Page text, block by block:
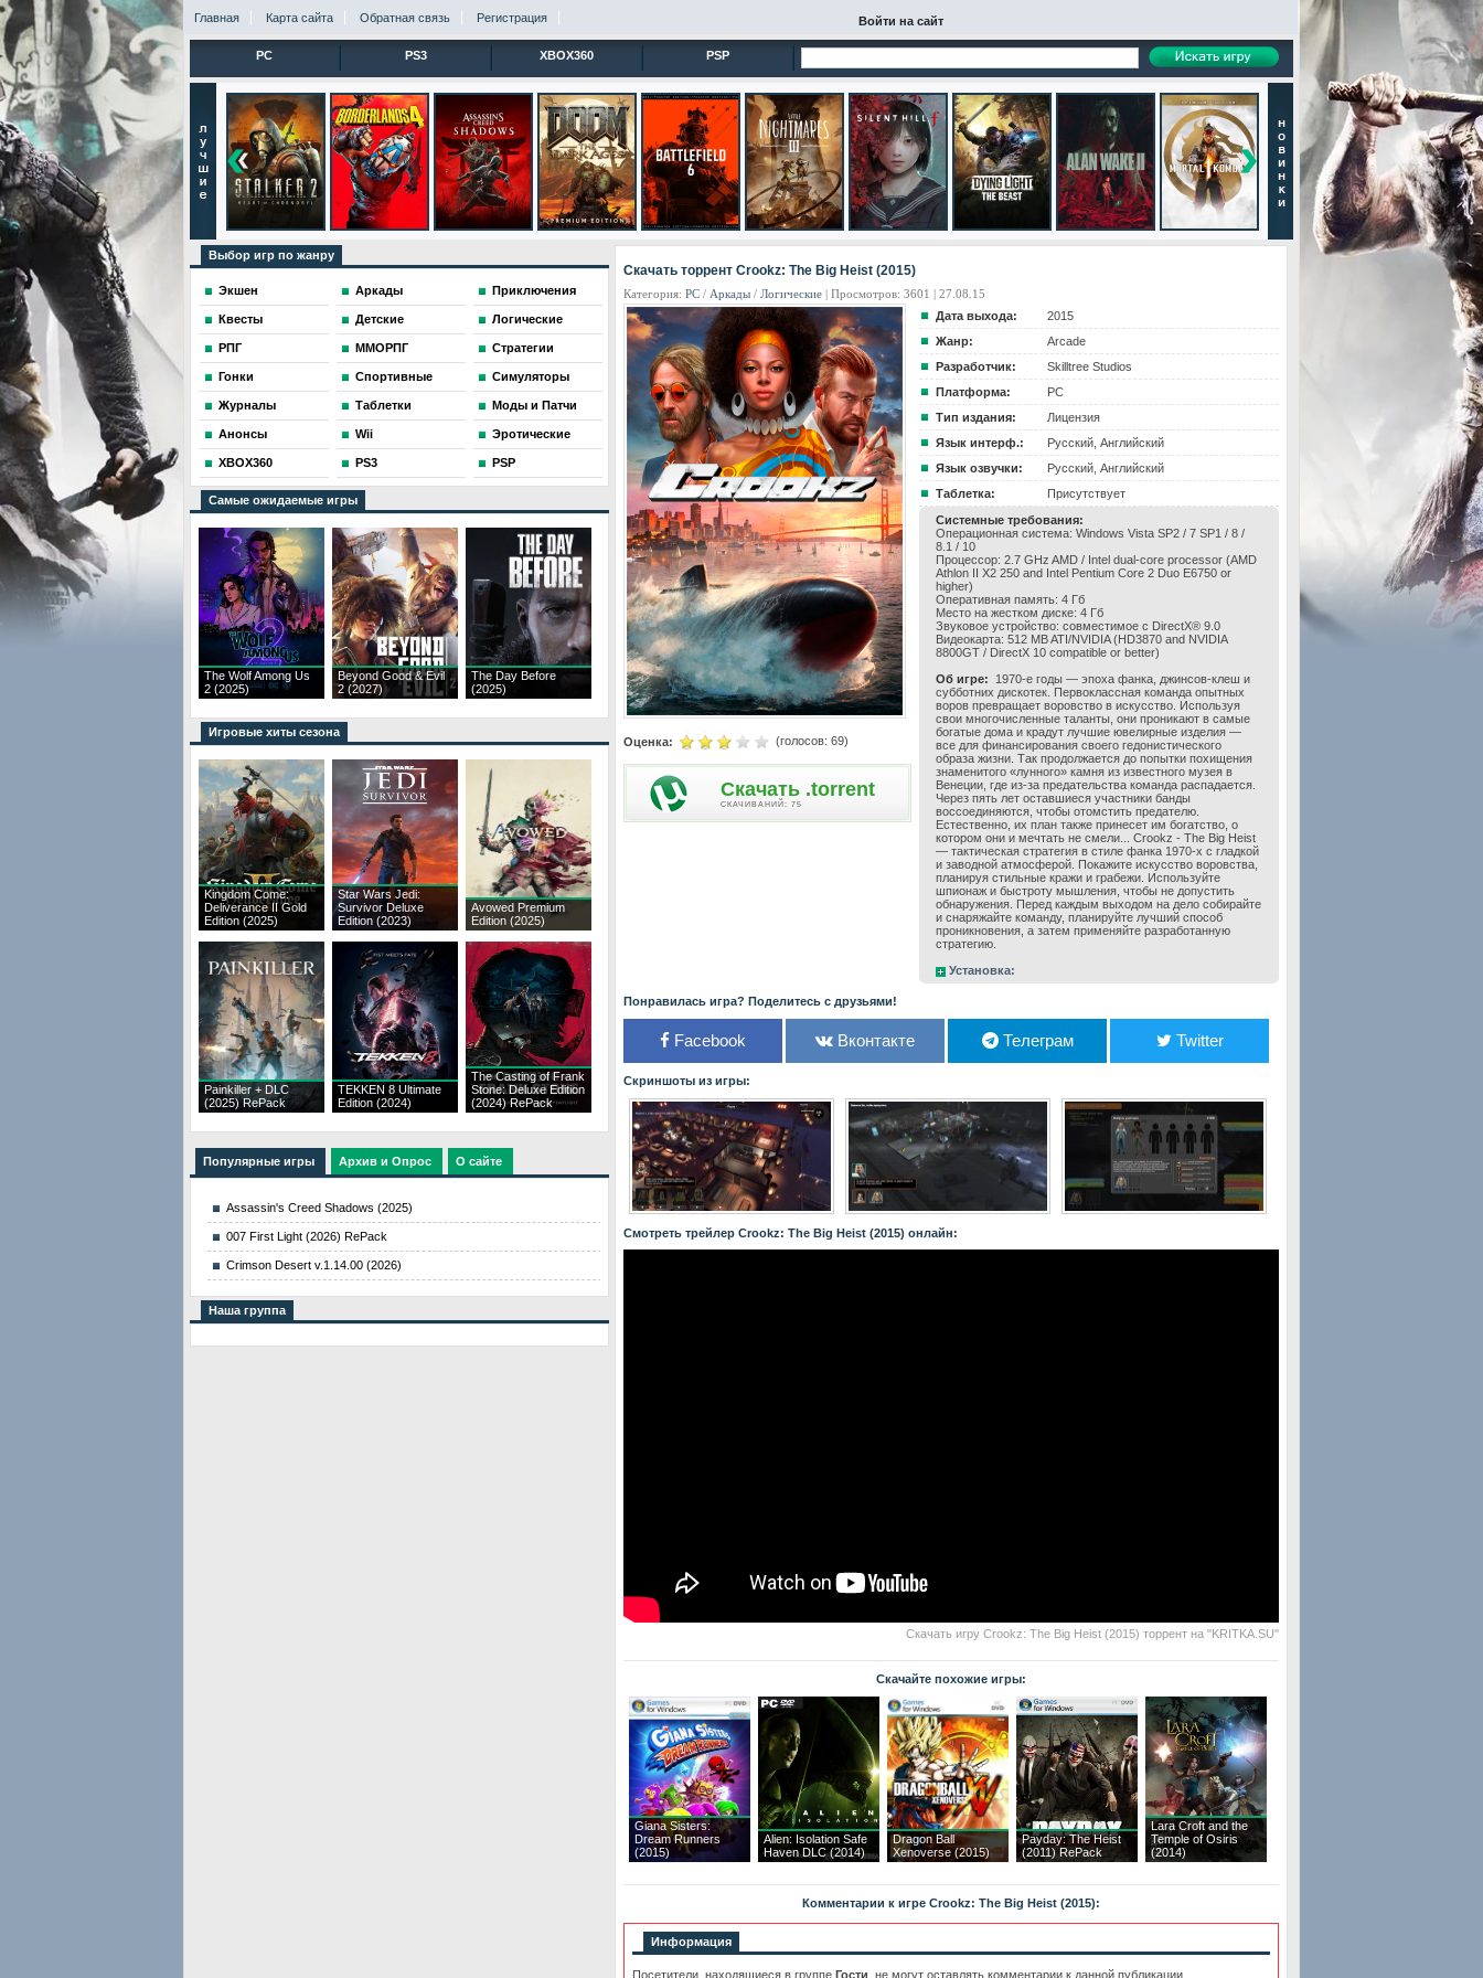
Главная Карта сайта Обратная связь Регистрация Войти на сайт
PC PS3 XBOX360 PSP
Выбор игр по жанру
Экшен Аркады Приключения
Квесты Детские Логические
РПГ ММОРПГ Стратегии
Гонки Спортивные Симуляторы
Журналы Таблетки Моды и Патчи
Анонсы Wii Эротические
XBOX360 PS3 PSP
Самые ожидаемые игры
The Wolf Among Us
2 (2025)
Beyond Good & Evil
2 (2027)
The Day Before
(2025)
Игровые хиты сезона
Kingdom Come:
Deliverance II Gold
Edition (2025)
Star Wars Jedi:
Survivor Deluxe
Edition (2023)
Avowed Premium
Edition (2025)
Painkiller + DLC
(2025) RePack
TEKKEN 8 Ultimate
Edition (2024)
The Casting of Frank
Stone: Deluxe Edition
(2024) RePack
Популярные игры Архив и Опрос О сайте
Assassin's Creed Shadows (2025)
007 First Light (2026) RePack
Crimson Desert v.1.14.00 (2026)
Наша группа
Скачать торрент Crookz: The Big Heist (2015)
Категория: PC / Аркады / Логические | Просмотров: 3601 | 27.08.15
Оценка: (голосов: 69)
Скачать .torrent
CКАЧИВАНИЙ: 75
Дата выхода:
2015
Жанр:
Arcade
Разработчик:
Skilltree Studios
Платформа:
PC
Тип издания:
Лицензия
Язык интерф.:
Русский, Английский
Язык озвучки:
Русский, Английский
Таблетка:
Присутствует
Системные требования:
Операционная система: Windows Vista SP2 / 7 SP1 / 8 /
8.1 / 10
Процессор: 2.7 GHz AMD / Intel dual-core processor (AMD
Athlon II X2 250 and Intel Pentium Core 2 Duo E6750 or
higher)
Оперативная память: 4 Гб
Место на жестком диске: 4 Гб
Звуковое устройство: совместимое с DirectX® 9.0
Видеокарта: 512 MB ATI/NVIDIA (HD3870 and NVIDIA
8800GT / DirectX 10 compatible or better)
Об игре:
1970-е годы — эпоха фанка, джинсов-клеш и
субботних дискотек. Первоклассная команда опытных
воров превращает воровство в искусство. Используя
свои многочисленные таланты, они проникают в самые
богатые дома и крадут лучшие ювелирные изделия —
все для финансирования своего гедонистического
образа жизни. Так продолжается до попытки похищения
знаменитого «лунного» камня из известного музея в
Венеции, где из-за предательства команда распадается.
Через пять лет оставшиеся участники банды
воссоединяются, чтобы отомстить предателю.
Естественно, их план также принесет им богатство, о
котором они и мечтать не смели... Crookz - The Big Heist
— тактическая стратегия в стиле фанка 1970-х с гладкой
и заводной атмосферой. Покажите искусство воровства,
планируя стильные кражи и грабежи. Используйте
шпионаж и быстроту мышления, чтобы не допустить
обнаружения. Перед каждым выходом на дело собирайте
и снаряжайте команду, планируйте лучший способ
проникновения, а затем применяйте разработанную
стратегию.
Установка:
Понравилась игра? Поделитесь с друзьями!
Facebook Вконтакте Телеграм Twitter
Скриншоты из игры:
Смотреть трейлер Crookz: The Big Heist (2015) онлайн:
Скачать игру Crookz: The Big Heist (2015) торрент на "KRITKA.SU"
Скачайте похожие игры:
Giana Sisters:
Dream Runners
(2015)
Alien: Isolation Safe
Haven DLC (2014)
Dragon Ball
Xenoverse (2015)
Payday: The Heist
(2011) RePack
Lara Croft and the
Temple of Osiris
(2014)
Комментарии к игре Crookz: The Big Heist (2015):
Информация
Посетители, находящиеся в группе Гости , не могут оставлять комментарии к данной публикации.